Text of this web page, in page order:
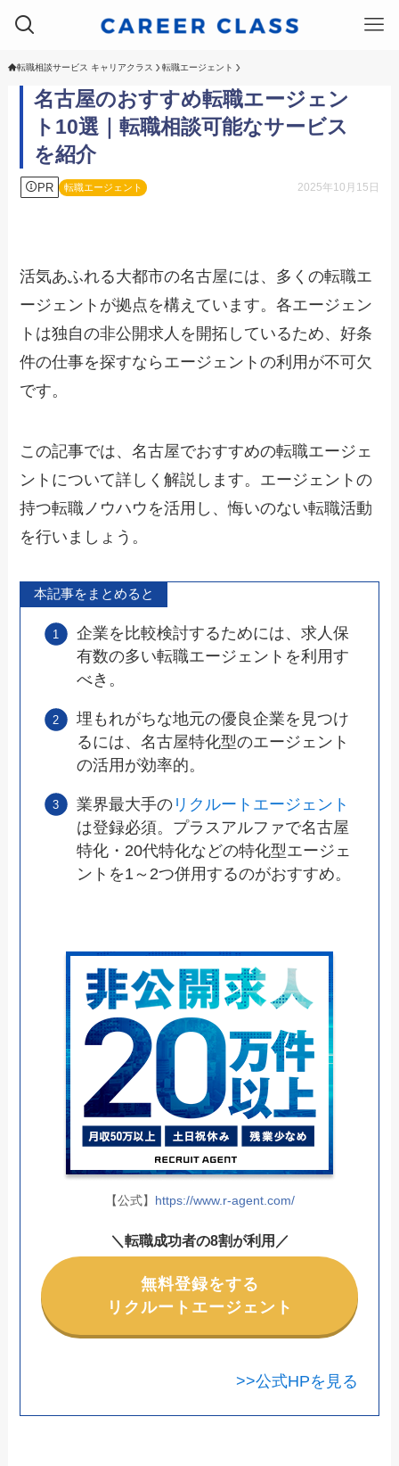
転職相談サービス キャリアクラス 転職エージェント
名古屋のおすすめ転職エージェン
ト10選｜転職相談可能なサービス
を紹介
PR 転職エージェント 2025年10月15日
活気あふれる大都市の名古屋には、多くの転職エ
ージェントが拠点を構えています。各エージェン
トは独自の非公開求人を開拓しているため、好条
件の仕事を探すならエージェントの利用が不可欠
です。
この記事では、名古屋でおすすめの転職エージェ
ント について詳しく解説します。エージェントの
持つ転職ノウハウを活用し、悔いのない転職活動
を行いましょう。
本記事をまとめると
企業を比較検討するためには、求人保
有数の多い転職エージェントを利用す
べき。
埋もれがちな地元の優良企業を見つけ
るには、名古屋特化型のエージェント
の活用が効率的。
業界最大手の リクルートエージェント
は登録必須。プラスアルファで名古屋
特化・20代特化などの特化型エージェ
ントを1～2つ併用するのがおすすめ。
【公式】 https://www.r-agent.com/
＼転職成功者の8割が利用／
無料登録をする
リクルートエージェント
>>公式HPを見る